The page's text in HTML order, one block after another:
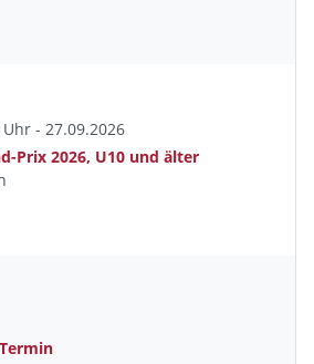
- 27.09.2026
Prix 2026, U10 und älter